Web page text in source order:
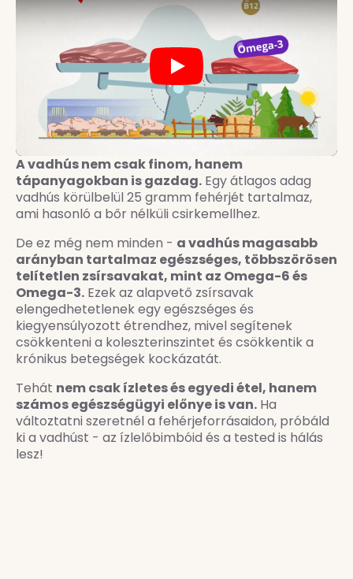
Play
A vadhús nem csak finom, hanem
tápanyagokban is gazdag. Egy átlagos adag
vadhús körülbelül 25 gramm fehérjét tartalmaz,
ami hasonló a bőr nélküli csirkemellhez.
De ez még nem minden - a vadhús magasabb
arányban tartalmaz egészséges, többszörösen
telítetlen zsírsavakat, mint az Omega-6 és
Omega-3. Ezek az alapvető zsírsavak
elengedhetetlenek egy egészséges és
kiegyensúlyozott étrendhez, mivel segítenek
csökkenteni a koleszterinszintet és csökkentik a
krónikus betegségek kockázatát.
Tehát nem csak ízletes és egyedi étel, hanem
számos egészségügyi előnye is van. Ha
változtatni szeretnél a fehérjeforrásaidon, próbáld
ki a vadhúst - az ízlelőbimbóid és a tested is hálás
lesz!